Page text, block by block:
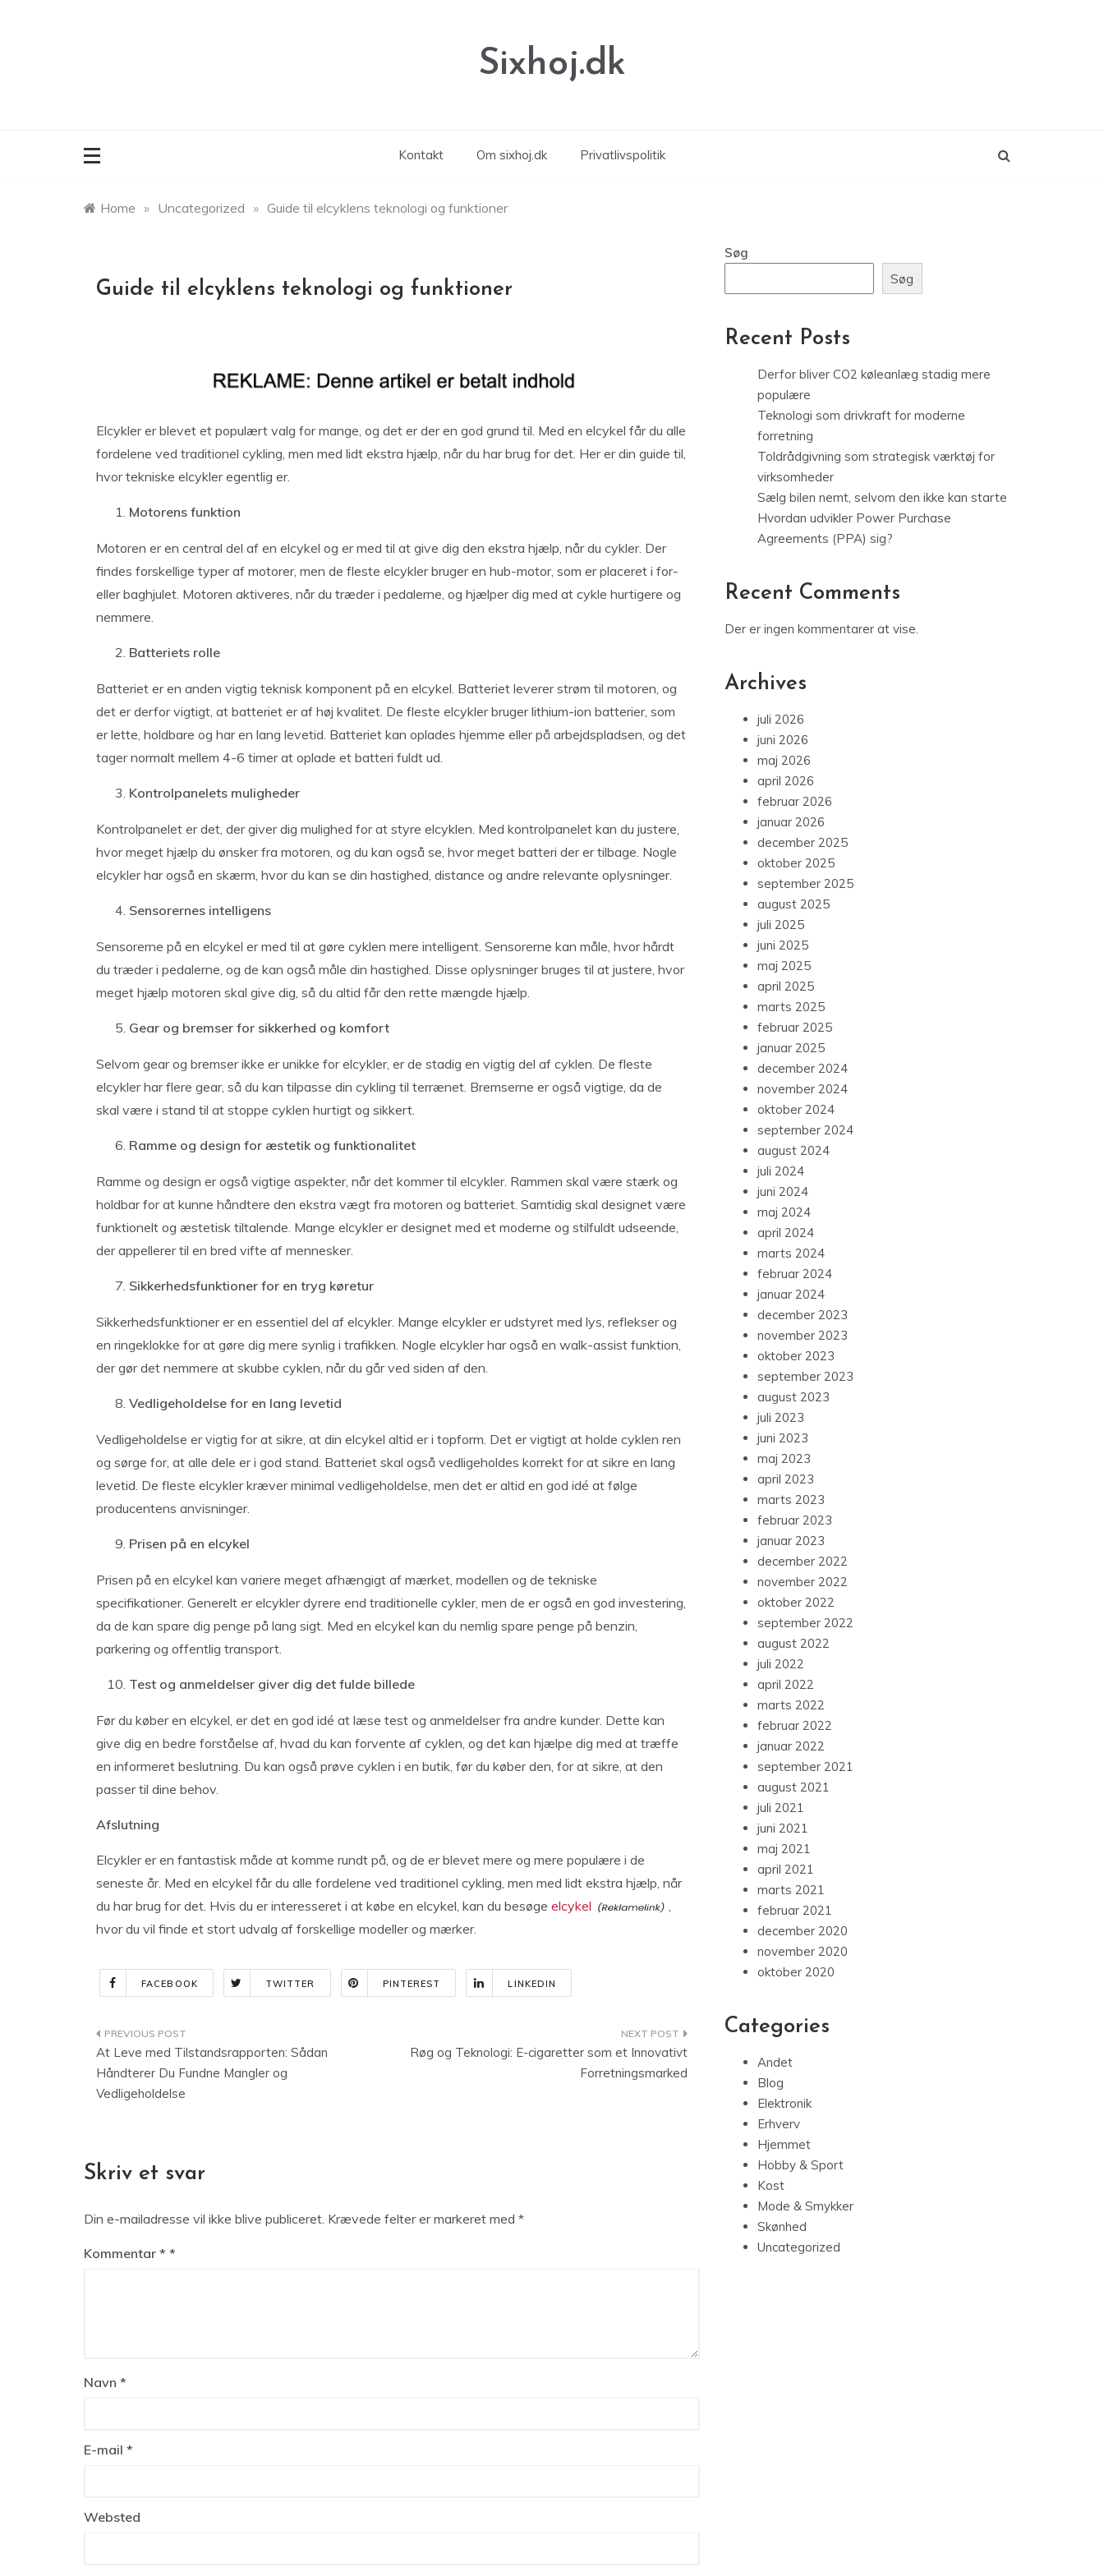
Sixhoj.dk
Kontakt Om sixhoj.dk Privatlivspolitik
Home » Uncategorized » Guide til elcyklens teknologi og funktioner
Guide til elcyklens teknologi og funktioner
Elcykler er blevet et populært valg for mange, og det er der en god grund til. Med en elcykel får du alle
fordelene ved traditionel cykling, men med lidt ekstra hjælp, når du har brug for det. Her er din guide til,
hvor tekniske elcykler egentlig er.
Motorens funktion
Motoren er en central del af en elcykel og er med til at give dig den ekstra hjælp, når du cykler. Der
findes forskellige typer af motorer, men de fleste elcykler bruger en hub-motor, som er placeret i for-
eller baghjulet. Motoren aktiveres, når du træder i pedalerne, og hjælper dig med at cykle hurtigere og
nemmere.
Batteriets rolle
Batteriet er en anden vigtig teknisk komponent på en elcykel. Batteriet leverer strøm til motoren, og
det er derfor vigtigt, at batteriet er af høj kvalitet. De fleste elcykler bruger lithium-ion batterier, som
er lette, holdbare og har en lang levetid. Batteriet kan oplades hjemme eller på arbejdspladsen, og det
tager normalt mellem 4-6 timer at oplade et batteri fuldt ud.
Kontrolpanelets muligheder
Kontrolpanelet er det, der giver dig mulighed for at styre elcyklen. Med kontrolpanelet kan du justere,
hvor meget hjælp du ønsker fra motoren, og du kan også se, hvor meget batteri der er tilbage. Nogle
elcykler har også en skærm, hvor du kan se din hastighed, distance og andre relevante oplysninger.
Sensorernes intelligens
Sensorerne på en elcykel er med til at gøre cyklen mere intelligent. Sensorerne kan måle, hvor hårdt
du træder i pedalerne, og de kan også måle din hastighed. Disse oplysninger bruges til at justere, hvor
meget hjælp motoren skal give dig, så du altid får den rette mængde hjælp.
Gear og bremser for sikkerhed og komfort
Selvom gear og bremser ikke er unikke for elcykler, er de stadig en vigtig del af cyklen. De fleste
elcykler har flere gear, så du kan tilpasse din cykling til terrænet. Bremserne er også vigtige, da de
skal være i stand til at stoppe cyklen hurtigt og sikkert.
Ramme og design for æstetik og funktionalitet
Ramme og design er også vigtige aspekter, når det kommer til elcykler. Rammen skal være stærk og
holdbar for at kunne håndtere den ekstra vægt fra motoren og batteriet. Samtidig skal designet være
funktionelt og æstetisk tiltalende. Mange elcykler er designet med et moderne og stilfuldt udseende,
der appellerer til en bred vifte af mennesker.
Sikkerhedsfunktioner for en tryg køretur
Sikkerhedsfunktioner er en essentiel del af elcykler. Mange elcykler er udstyret med lys, reflekser og
en ringeklokke for at gøre dig mere synlig i trafikken. Nogle elcykler har også en walk-assist funktion,
der gør det nemmere at skubbe cyklen, når du går ved siden af den.
Vedligeholdelse for en lang levetid
Vedligeholdelse er vigtig for at sikre, at din elcykel altid er i topform. Det er vigtigt at holde cyklen ren
og sørge for, at alle dele er i god stand. Batteriet skal også vedligeholdes korrekt for at sikre en lang
levetid. De fleste elcykler kræver minimal vedligeholdelse, men det er altid en god idé at følge
producentens anvisninger.
Prisen på en elcykel
Prisen på en elcykel kan variere meget afhængigt af mærket, modellen og de tekniske
specifikationer. Generelt er elcykler dyrere end traditionelle cykler, men de er også en god investering,
da de kan spare dig penge på lang sigt. Med en elcykel kan du nemlig spare penge på benzin,
parkering og offentlig transport.
Test og anmeldelser giver dig det fulde billede
Før du køber en elcykel, er det en god idé at læse test og anmeldelser fra andre kunder. Dette kan
give dig en bedre forståelse af, hvad du kan forvente af cyklen, og det kan hjælpe dig med at træffe
en informeret beslutning. Du kan også prøve cyklen i en butik, før du køber den, for at sikre, at den
passer til dine behov.
Afslutning
Elcykler er en fantastisk måde at komme rundt på, og de er blevet mere og mere populære i de
seneste år. Med en elcykel får du alle fordelene ved traditionel cykling, men med lidt ekstra hjælp, når
du har brug for det. Hvis du er interesseret i at købe en elcykel, kan du besøge elcykel
,
hvor du vil finde et stort udvalg af forskellige modeller og mærker.
FACEBOOK TWITTER PINTEREST LINKEDIN
Indlægsnavigation
At Leve med Tilstandsrapporten: Sådan
Håndterer Du Fundne Mangler og
Vedligeholdelse
Røg og Teknologi: E-cigaretter som et Innovativt
Forretningsmarked
Skriv et svar
Din e-mailadresse vil ikke blive publiceret. Krævede felter er markeret med *
Kommentar *
Navn *
E-mail *
Websted
Søg
Søg
Recent Posts
Derfor bliver CO2 køleanlæg stadig mere
populære
Teknologi som drivkraft for moderne
forretning
Toldrådgivning som strategisk værktøj for
virksomheder
Sælg bilen nemt, selvom den ikke kan starte
Hvordan udvikler Power Purchase
Agreements (PPA) sig?
Recent Comments
Der er ingen kommentarer at vise.
Archives
juli 2026
juni 2026
maj 2026
april 2026
februar 2026
januar 2026
december 2025
oktober 2025
september 2025
august 2025
juli 2025
juni 2025
maj 2025
april 2025
marts 2025
februar 2025
januar 2025
december 2024
november 2024
oktober 2024
september 2024
august 2024
juli 2024
juni 2024
maj 2024
april 2024
marts 2024
februar 2024
januar 2024
december 2023
november 2023
oktober 2023
september 2023
august 2023
juli 2023
juni 2023
maj 2023
april 2023
marts 2023
februar 2023
januar 2023
december 2022
november 2022
oktober 2022
september 2022
august 2022
juli 2022
april 2022
marts 2022
februar 2022
januar 2022
september 2021
august 2021
juli 2021
juni 2021
maj 2021
april 2021
marts 2021
februar 2021
december 2020
november 2020
oktober 2020
Categories
Andet
Blog
Elektronik
Erhverv
Hjemmet
Hobby & Sport
Kost
Mode & Smykker
Skønhed
Uncategorized